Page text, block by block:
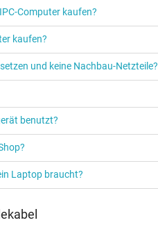
kaufen?
kaufen?
und keine Nachbau-Netzteile?
benutzt?
Laptop braucht?